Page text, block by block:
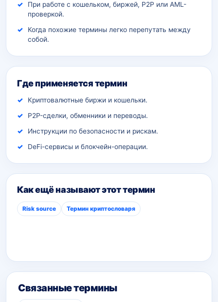
При работе с кошельком, биржей, P2P или AML-
проверкой.
Когда похожие термины легко перепутать между
собой.
Где применяется термин
Криптовалютные биржи и кошельки.
P2P-сделки, обменники и переводы.
Инструкции по безопасности и рискам.
DeFi-сервисы и блокчейн-операции.
Как ещё называют этот термин
Risk source Термин криптословаря
Связанные термины